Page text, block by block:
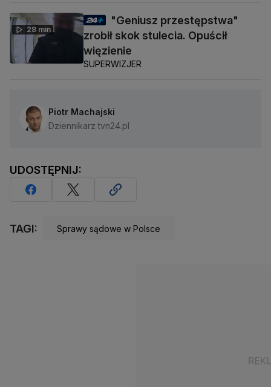
28 min
"Geniusz przestępstwa"
zrobił skok stulecia. Opuścił
więzienie
SUPERWIZJER
Piotr Machajski
Dziennikarz tvn24.pl
UDOSTĘPNIJ:
TAGI: Sprawy sądowe w Polsce